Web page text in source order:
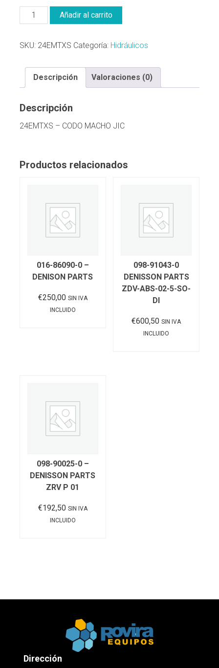
Añadir al carrito
SKU: 24EMTXS Categoría: Hidráulicos
Descripción Valoraciones (0)
Descripción
24EMTXS – CODO MACHO JIC
Productos relacionados
016-86090-0 –
DENISON PARTS
€250,00 SIN IVA
INCLUIDO
098-91043-0
DENISSON PARTS
ZDV-ABS-02-5-SO-
DI
€600,50 SIN IVA
INCLUIDO
098-90025-0 –
DENISSON PARTS
ZRV P 01
€192,50 SIN IVA
INCLUIDO
Dirección